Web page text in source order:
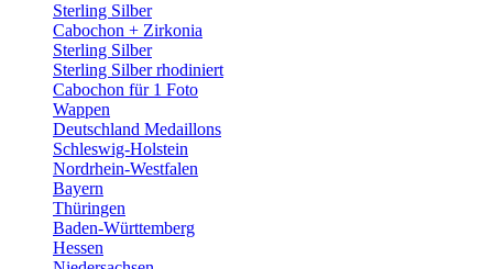
Sterling Silber
Cabochon + Zirkonia
Sterling Silber
Sterling Silber rhodiniert
Cabochon für 1 Foto
Wappen
Deutschland Medaillons
Schleswig-Holstein
Nordrhein-Westfalen
Bayern
Thüringen
Baden-Württemberg
Hessen